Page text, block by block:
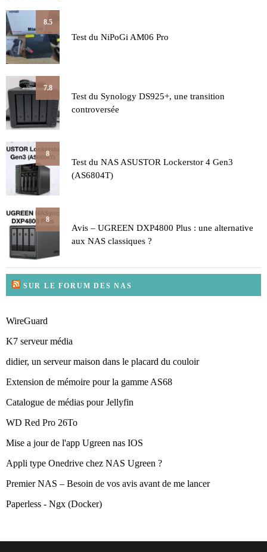
8.5
Test du NiPoGi AM06 Pro
7.8
Test du Synology DS925+, une transition
controversée
8
Test du NAS ASUSTOR Lockerstor 4 Gen3
(AS6804T)
8
Avis – UGREEN DXP4800 Plus : une alternative
aux NAS classiques ?
SUR LE FORUM DES NAS
WireGuard
K7 serveur média
didier, un serveur maison dans le placard du couloir
Extension de mémoire pour la gamme AS68
Catalogue de médias pour Jellyfin
WD Red Pro 26To
Mise a jour de l'app Ugreen nas IOS
Appli type Onedrive chez NAS Ugreen ?
Premier NAS – Besoin de vos avis avant de me lancer
Paperless - Ngx (Docker)